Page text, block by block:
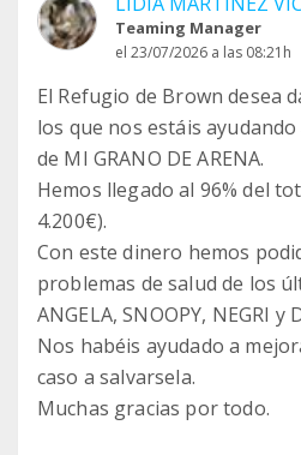
Teaming Manager
el 23/07/2026 a las 08:21h
El Refugio de Brown desea
los que nos estáis
de MI GRANO DE ARENA.
Hemos llegado al 96% del
4.200€).
Con este dinero hemos
problemas de salud de los
ANGELA, SNOOPY, NEGRI y
Nos habéis ayudado a
caso a salvarsela.
Muchas gracias por todo.